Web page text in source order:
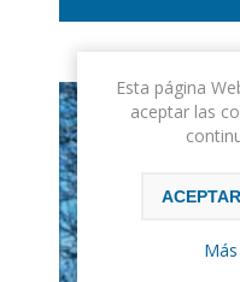
que se realiza sobre
Esta página
aceptar las